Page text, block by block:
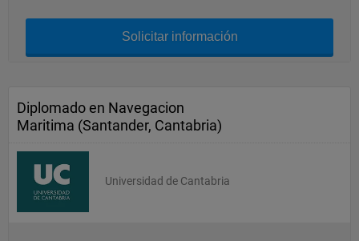
Solicitar información
Diplomado en Navegacion
Maritima (Santander, Cantabria)
Universidad de Cantabria